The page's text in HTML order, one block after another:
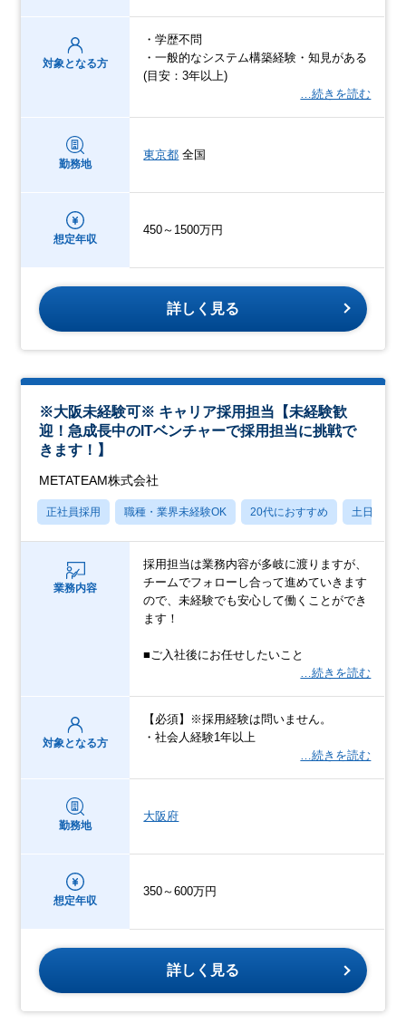
対象となる方
・学歴不問
・一般的なシステム構築経験・知見がある
(目安：3年以上)
…続きを読む
勤務地
東京都 全国
想定年収
450～1500万円
詳しく見る
※大阪未経験可※ キャリア採用担当【未経験歓
迎！急成長中のITベンチャーで採用担当に挑戦で
きます！】
METATEAM株式会社
正社員採用 職種・業界未経験OK 20代におすすめ 土日祝休み
業務内容
採用担当は業務内容が多岐に渡りますが、
チームでフォローし合って進めていきます
ので、未経験でも安心して働くことができ
ます！
■ご入社後にお任せしたいこと
…続きを読む
対象となる方
【必須】※採用経験は問いません。
・社会人経験1年以上
…続きを読む
勤務地
大阪府
想定年収
350～600万円
詳しく見る